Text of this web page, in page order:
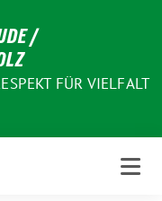
/
FÜR VIELFALT